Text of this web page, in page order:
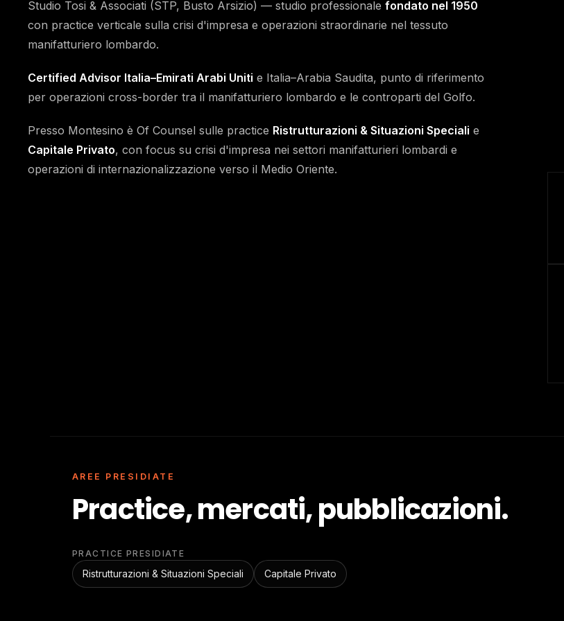
Studio Tosi & Associati (STP, Busto Arsizio) — studio professionale fondato nel 1950
con practice verticale sulla crisi d'impresa e operazioni straordinarie nel tessuto
manifatturiero lombardo.
Certified Advisor Italia–Emirati Arabi Uniti e Italia–Arabia Saudita, punto di riferimento
per operazioni cross-border tra il manifatturiero lombardo e le controparti del Golfo.
Presso Montesino è Of Counsel sulle practice Ristrutturazioni & Situazioni Speciali e
Capitale Privato, con focus su crisi d'impresa nei settori manifatturieri lombardi e
operazioni di internazionalizzazione verso il Medio Oriente.
AREE PRESIDIATE
Practice, mercati, pubblicazioni.
PRACTICE PRESIDIATE
Ristrutturazioni & Situazioni Speciali Capitale Privato